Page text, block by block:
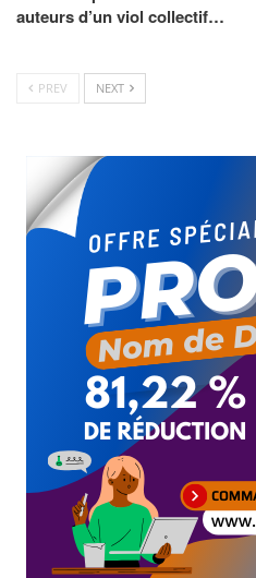
auteurs d’un viol collectif…
PREV NEXT